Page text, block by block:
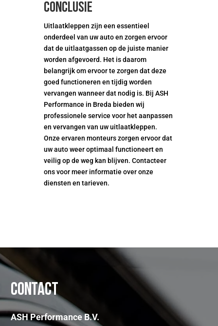
Conclusie
Uitlaatkleppen zijn een essentieel
onderdeel van uw auto en zorgen ervoor
dat de uitlaatgassen op de juiste manier
worden afgevoerd. Het is daarom
belangrijk om ervoor te zorgen dat deze
goed functioneren en tijdig worden
vervangen wanneer dat nodig is. Bij ASH
Performance in Breda bieden wij
professionele service voor het aanpassen
en vervangen van uw uitlaatkleppen.
Onze ervaren monteurs zorgen ervoor dat
uw auto weer optimaal functioneert en
veilig op de weg kan blijven. Contacteer
ons voor meer informatie over onze
diensten en tarieven.
Contact
ASH Performance B.V.